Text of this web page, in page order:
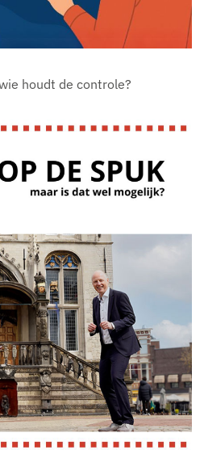
houdt de controle?